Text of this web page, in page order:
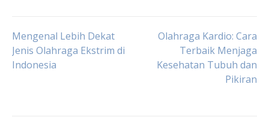
Post
navigation
Mengenal Lebih Dekat
Jenis Olahraga Ekstrim di
Indonesia
Olahraga Kardio: Cara
Terbaik Menjaga
Kesehatan Tubuh dan
Pikiran